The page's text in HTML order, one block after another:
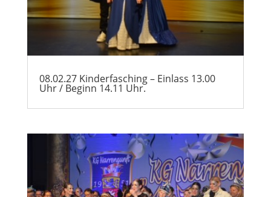
08.02.27 Kinderfasching – Einlass 13.00
Uhr / Beginn 14.11 Uhr.